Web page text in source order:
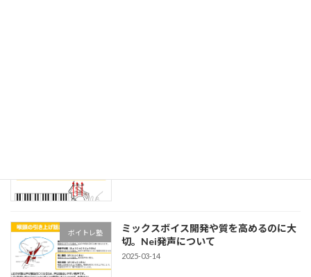
ボイトレ塾
ミックスボイス開発や質を高めるのに大
切。Nei発声について
2025-03-14